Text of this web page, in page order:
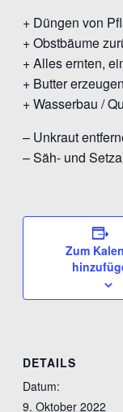
+ Düngen von
+ Obstbäume
+ Alles ernten,
+ Butter erzeugen
+ Wasserbau /
– Unkraut
– Säh- und
Zum
DETAILS
Datum:
9. Oktober 2022